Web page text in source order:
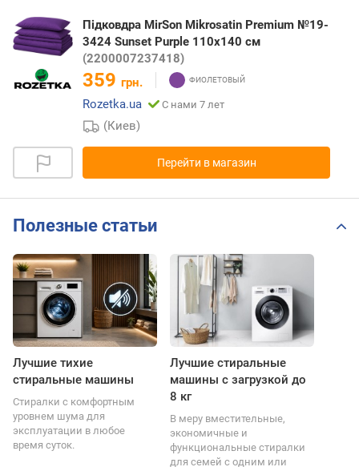
Підковдра MirSon Mikrosatin Premium №19-
3424 Sunset Purple 110х140 см
(2200007237418)
359 грн.
Rozetka.ua
С нами 7 лет
(Киев)
Перейти в магазин
Полезные статьи
Лучшие тихие
стиральные машины
Стиралки с комфортным
уровнем шума для
эксплуатации в любое
время суток.
Лучшие стиральные
машины с загрузкой до
8 кг
В меру вместительные,
экономичные и
функциональные стиралки
для семей с одним или